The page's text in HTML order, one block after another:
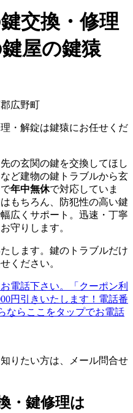
交換・修理
屋の鍵猿
広野町
の玄関の鍵を交換してほし
ど建物の鍵トラブルから玄
年中無休で対応していま
もちろん、防犯性の高い鍵
広くサポート。迅速・丁寧
守りします。
します。鍵のトラブルだけ
ください。
りたい方は、メール問合せ
・鍵修理は